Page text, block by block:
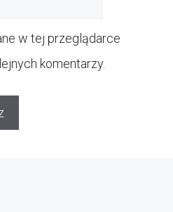
w tej przeglądarce
komentarzy.